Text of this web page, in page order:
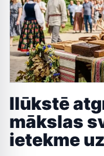
Ilūkstē
mākslas
ietekme